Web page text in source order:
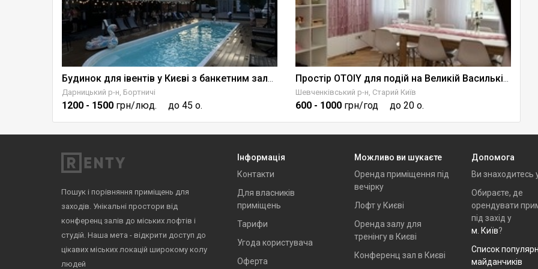
Дарницький р-н, Бортничі
1200 - 1500 грн/люд. до 45 о.
Шевченківський р-н, Старий Київ
600 - 1000 грн/год до 20 о.
Пошук і порівняння приміщень для
заходів. Унікальні простори від
конференц залів до міських лофтів і
студій. Наша мета - відкрити доступ до
цікавих міських локацій широкому колу
людей
Інформація
Контакти
Для власників
приміщень
Тарифи
Угода користувача
Оферта
Можливо ви шукаєте
Оренда приміщення під
вечірку
Лофт у Києві
Оренда залу для
тренінгу в Києві
Конференц зал в Києві
Допомога
Ви знаходитесь
Обираєте, де
орендувати
під захід у
м. Київ?
Список
майданчиків